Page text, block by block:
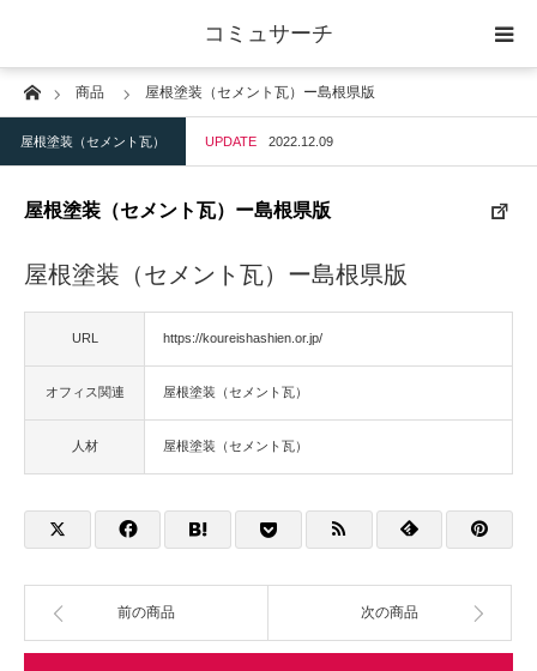
コミュサーチ
Home商品 屋根塗装（セメント瓦）ー島根県版
屋根塗装（セメント瓦） UPDATE 2022.12.09
屋根塗装（セメント瓦）ー島根県版
屋根塗装（セメント瓦）ー島根県版
URL https://koureishashien.or.jp/
オフィス関連 屋根塗装（セメント瓦）
人材 屋根塗装（セメント瓦）
前の商品 次の商品
ホーム
士業
店舗・建築
物流・運送